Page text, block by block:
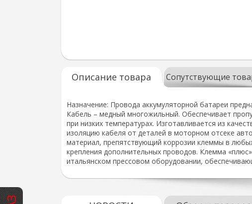
Описание товара Сопутствующие
Назначение: Провода аккумуляторной батареи
Кабель – медный многожильный. Обеспечивает
при низких температурах. Изготавливается из
изоляцию кабеля от деталей в моторном отсеке
материал, препятствующий коррозии клеммы в
крепления дополнительных проводов. Клемма
итальянском прессовом оборудовании,